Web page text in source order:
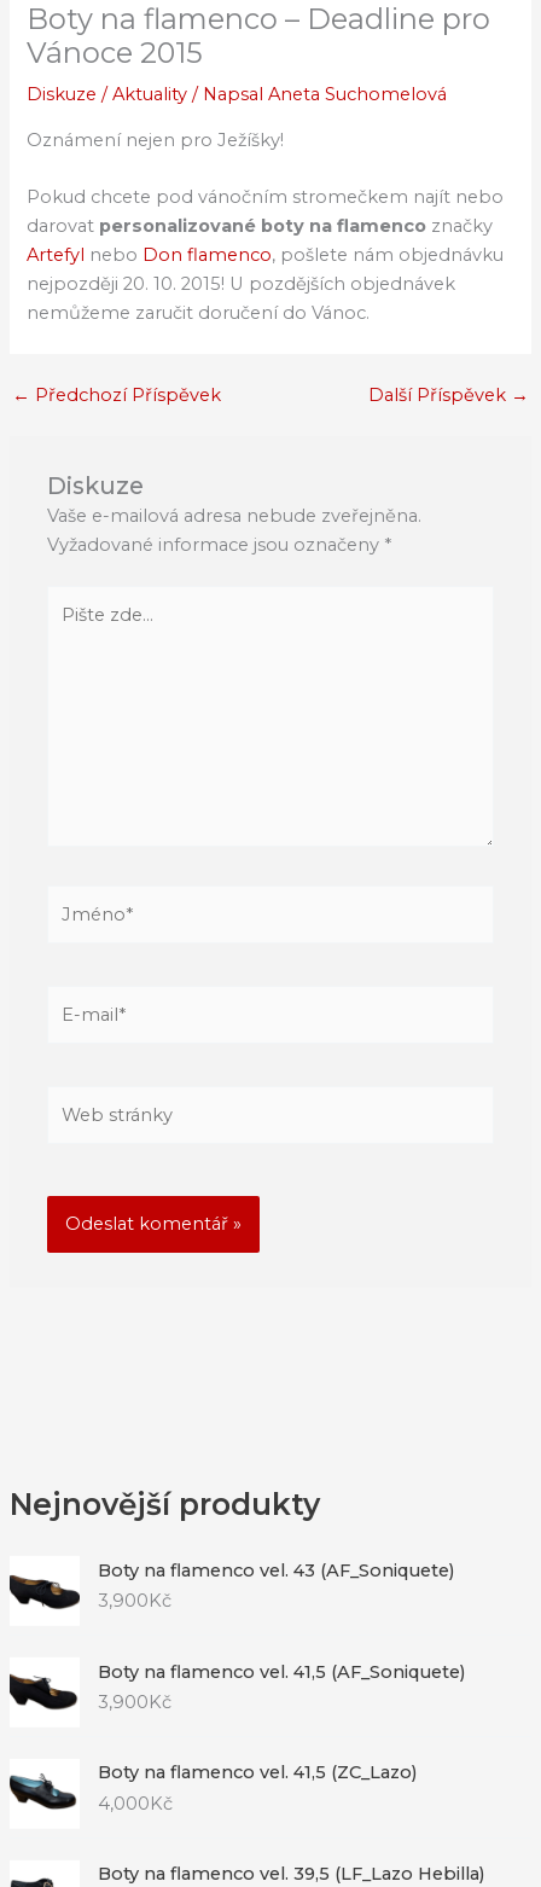
Nejnovější produkty
Boty na flamenco vel. 43 (AF_Soniquete)
3,900 Kč
Boty na flamenco vel. 41,5 (AF_Soniquete)
3,900 Kč
Boty na flamenco vel. 41,5 (ZC_Lazo)
4,000Kč
Boty na flamenco vel. 39,5 (LF_Lazo Hebilla)
Boty na flamenco – Deadline pro
Vánoce 2015
Diskuze /Aktuality / NapsalAneta Suchomelová
Oznámení nejen pro Ježíšky!
Pokud chcete pod vánočním stromečkem najít nebo
darovat personalizované boty na flamenco značky
Artefyl nebo Don flamenco, pošlete nám objednávku
nejpozději 20. 10. 2015! U pozdějších objednávek
nemůžeme zaručit doručení do Vánoc.
← Předchozí Příspěvek Další Příspěvek →
Diskuze
Vaše e-mailová adresa nebude zveřejněna.
Vyžadované informace jsou označeny *
zde…
mail*